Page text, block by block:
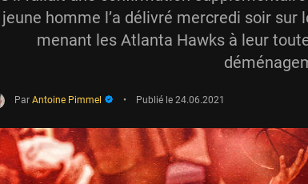
jeune homme l’a délivré mercredi soir
menant les Atlanta Hawks à leur
Par Antoine Pimmel • Publié le 24.06.2021